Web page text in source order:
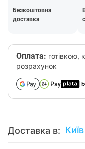
Безкоштовна
доставка
Оплата: готівкою,
розрахунок
Доставка в: Київ